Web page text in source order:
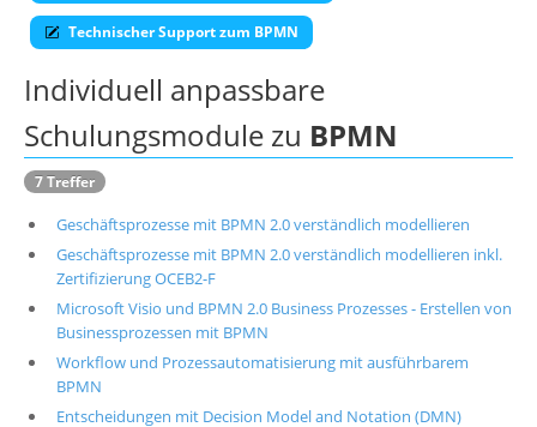
Technischer Support zum BPMN
Individuell anpassbare
Schulungsmodule zu BPMN
7 Treffer
Geschäftsprozesse mit BPMN 2.0 verständlich modellieren
Geschäftsprozesse mit BPMN 2.0 verständlich modellieren inkl.
Zertifizierung OCEB2-F
Microsoft Visio und BPMN 2.0 Business Prozesses - Erstellen von
Businessprozessen mit BPMN
Workflow und Prozessautomatisierung mit ausführbarem
BPMN
Entscheidungen mit Decision Model and Notation (DMN)